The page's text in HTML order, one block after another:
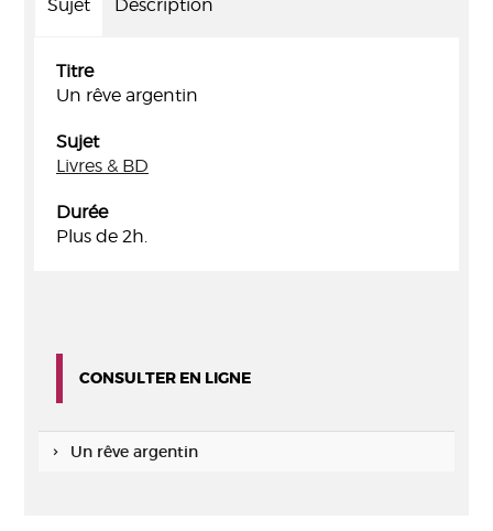
Sujet Description
Titre
Un rêve argentin
Sujet
Livres & BD
Durée
Plus de 2h.
CONSULTER EN LIGNE
Un rêve argentin